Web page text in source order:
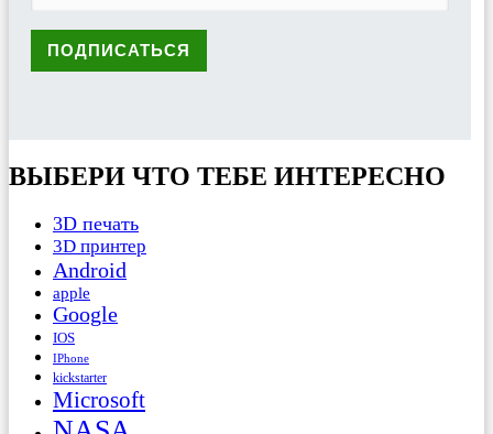
ВЫБЕРИ ЧТО ТЕБЕ ИНТЕРЕСНО
3D печать
3D принтер
Android
apple
Google
IOS
IPhone
kickstarter
Microsoft